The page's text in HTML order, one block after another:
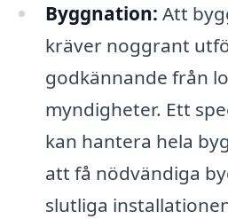
Byggnation: Att
kräver noggrant
godkännande från
myndigheter. Ett
kan hantera hela
att få nödvändiga
slutliga